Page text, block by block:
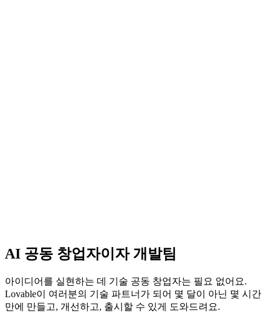
AI 공동 창업자이자 개발팀
아이디어를 실현하는 데 기술 공동 창업자는 필요 없어요.
Lovable이 여러분의 기술 파트너가 되어 몇 달이 아닌 몇 시간
만에 만들고, 개선하고, 출시할 수 있게 도와드려요.